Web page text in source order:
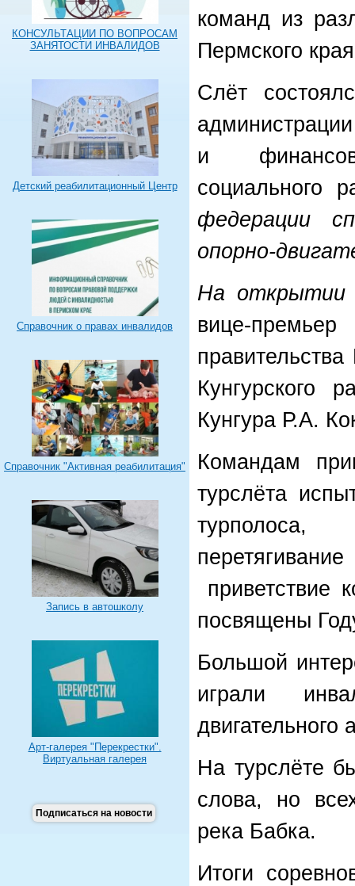
КОНСУЛЬТАЦИИ ПО ВОПРОСАМ
ЗАНЯТОСТИ ИНВАЛИДОВ
Детский реабилитационный Центр
Справочник о правах инвалидов
Справочник "Активная реабилитация"
Запись в автошколу
Арт-галерея "Перекрестки".
Виртуальная галерея
Подписаться на новости
команд из
Пермского
Слёт
и
социального
федерации
опорно-
На открытии
вице-
Кунгурского
Кунгура Р.А.
Командам
турслёта
приветствие
посвящены
Большой
играли
двигательного
На турслёте
слова, но
река Бабка.
Итоги